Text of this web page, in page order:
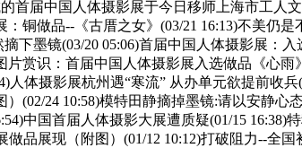
届中国人体摄影展于今日移师上海市工人
铜做品--《古厝之女》(03/21 16:13)不美仍
下墨镜(03/20 05:06)首届中国人体摄影展：
赏识：首届中国人体摄影展入选做品《心雨
体摄影展杭州遇“寒流” 从办单元欲提前收兵
(02/24 10:58)模特田静摘掉墨镜:请以安静心
中国首届人体摄影大展遭质疑(01/15 16:38)
品展现（附图）(01/12 10:12)打破阻力--全